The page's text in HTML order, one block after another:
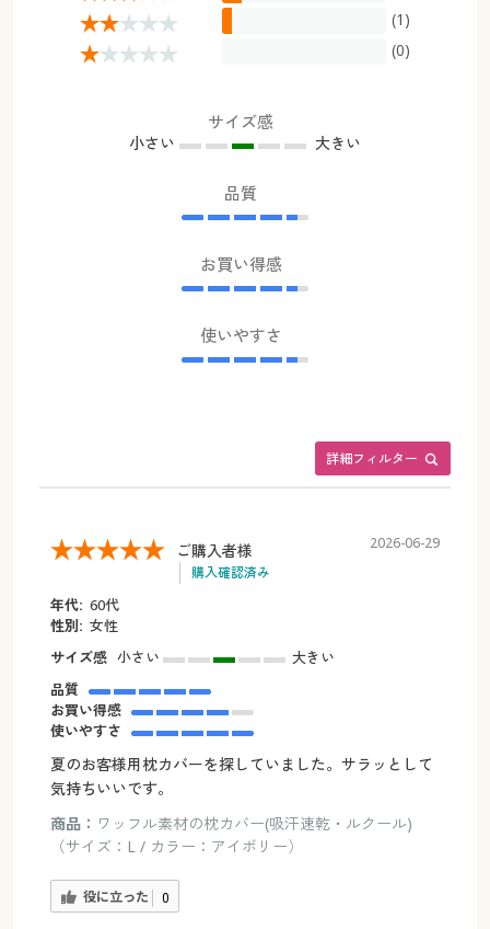
(1)
(0)
サイズ感
小さい 大きい
品質
お買い得感
使いやすさ
詳細フィルター
ご購入者様
購入確認済み
2026-06-29
年代: 60代
性別: 女性
サイズ感 小さい
大きい
品質
お買い得感
使いやすさ
夏のお客様用枕カバーを探していました。サラッとして
気持ちいいです。
商品： ワッフル素材の枕カバー(吸汗速乾・ルクール)
（サイズ：L / カラー：アイボリー）
役に立った 0